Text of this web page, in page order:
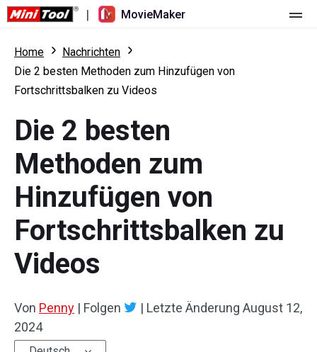
| MovieMaker
Startseite
Preise
Was ist neu
Übersicht
Mehrspurbearbeitung
Seitenverhältnis
Geschwindigkeit anpassen/umkehren
Trimmen/Teilen/Zuschneiden
Audioeffekte
Ressourcen
Benutzerhandbuch
Tricks für Videobearbeitung
Video-Tools
Bildschirm-Rekorder
Video-Konverter
Online-Video-Downloader
Home
Nachrichten
Die 2 besten Methoden zum Hinzufügen von
Fortschrittsbalken zu Videos
Die 2 besten
Methoden zum
Hinzufügen von
Fortschrittsbalken zu
Videos
Von Penny | Folgen | Letzte Änderung August 12,
2024